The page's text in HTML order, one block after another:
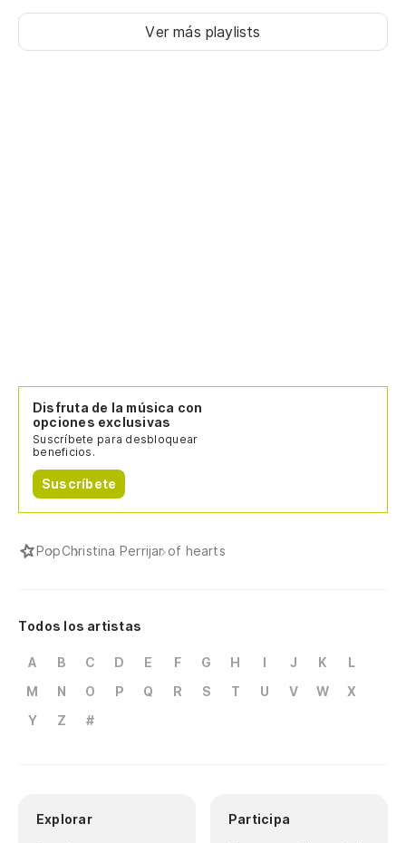
Ver más playlists
Disfruta de la música con
opciones exclusivas
Suscríbete para desbloquear
beneficios.
Suscríbete
PopChristina Perrijar of hearts
Todos los artistas
A B C D E F G H I J K
L
M
N O P Q R S T U V W
X
Y
Z #
Explorar Participa